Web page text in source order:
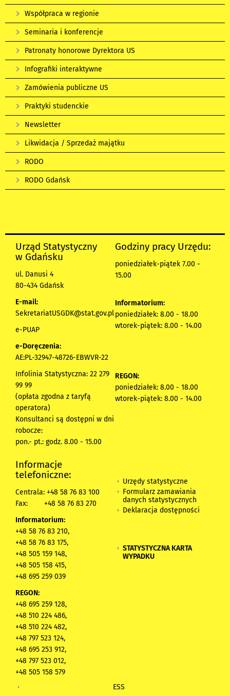
Współpraca w regionie
Seminaria i konferencje
Patronaty honorowe Dyrektora US
Infografiki interaktywne
Zamówienia publiczne US
Praktyki studenckie
Newsletter
Likwidacja / Sprzedaż majątku
RODO
RODO Gdańsk
Urząd Statystyczny
w Gdańsku
ul. Danusi 4
80-434 Gdańsk
E-mail:
SekretariatUSGDK@stat.gov.pl
e-PUAP
e-Doręczenia:
AE:PL-32947-48726-EBWVR-22
Infolinia Statystyczna: 22 279
99 99
(opłata zgodna z taryfą
operatora)
Konsultanci są dostępni w dni
robocze:
pon.- pt.: godz. 8.00 - 15.00
Godziny pracy Urzędu:
poniedziałek-piątek 7.00 -
15.00
Informatorium:
poniedziałek: 8.00 - 18.00
wtorek-piątek: 8.00 - 14.00
REGON:
poniedziałek: 8.00 - 18.00
wtorek-piątek: 8.00 - 14.00
Informacje
telefoniczne:
Centrala: +48 58 76 83 100
Fax:
+48 58 76 83 270
Informatorium:
+48 58 76 83 210,
+48 58 76 83 175,
+48 505 159 148,
+48 505 158 415,
+48 695 259 039
REGON:
+48 695 259 128,
+48 510 224 486,
+48 510 224 482,
+48 797 523 124,
+48 695 253 912,
+48 797 523 012,
+48 505 158 579
Urzędy statystyczne
Formularz zamawiania
danych statystycznych
Deklaracja dostępności
STATYSTYCZNA KARTA
WYPADKU
ESS